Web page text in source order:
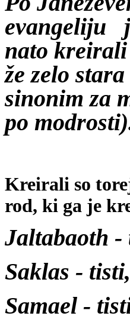
evangeliju
nato
že zelo
sinonim za
po
Kreirali so
rod, ki ga je
Jaltabaoth -
Saklas -
Samael -